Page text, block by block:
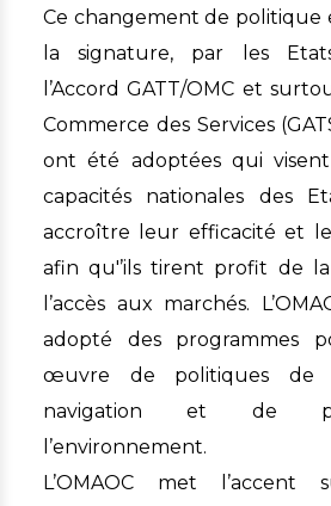
Ce changement de politique
la signature, par les
l’Accord GATT/OMC et
Commerce des Services
ont été adoptées qui
capacités nationales des
accroître leur efficacité et
afin qu'’ils tirent profit de
l’accès aux marchés.
adopté des programmes
œuvre de politiques de
navigation et de
l’environnement.
L’OMAOC met l’accent